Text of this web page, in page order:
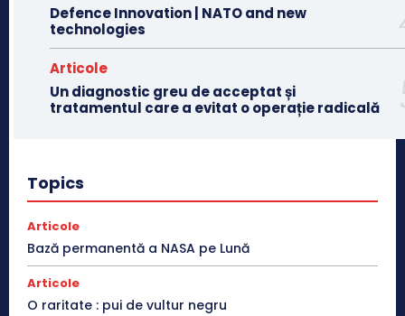
Defence Innovation | NATO and new
technologies
Articole
Un diagnostic greu de acceptat și
tratamentul care a evitat o operație radicală
Topics
Articole
Bază permanentă a NASA pe Lună
Articole
O raritate : pui de vultur negru